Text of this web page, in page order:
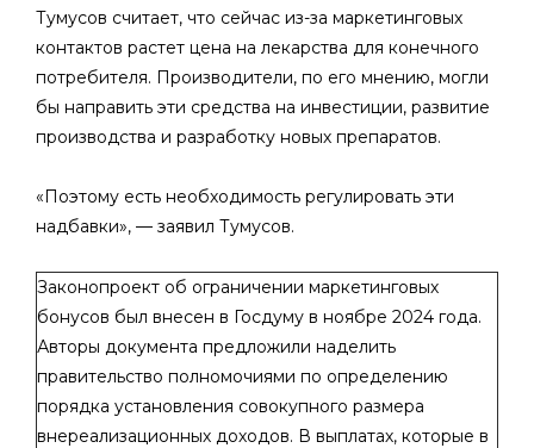
Тумусов считает, что сейчас из-за маркетинговых
контактов растет цена на лекарства для конечного
потребителя. Производители, по его мнению, могли
бы направить эти средства на инвестиции, развитие
производства и разработку новых препаратов.
«Поэтому есть необходимость регулировать эти
надбавки», — заявил Тумусов.
Законопроект об ограничении маркетинговых
бонусов был внесен в Госдуму в ноябре 2024 года.
Авторы документа предложили наделить
правительство полномочиями по определению
порядка установления совокупного размера
внереализационных доходов. В выплатах, которые в